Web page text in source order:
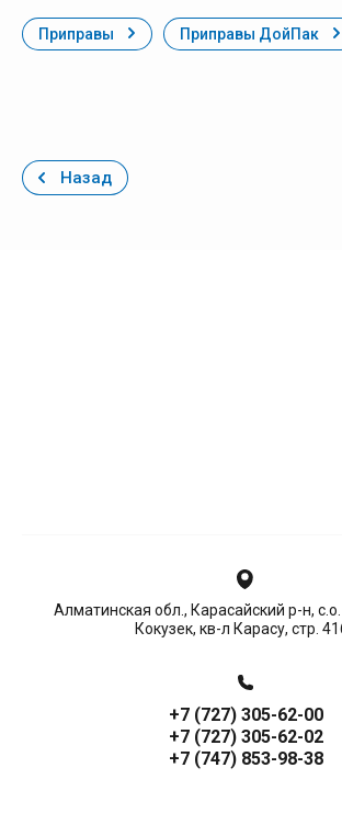
Приправы Приправы ДойПак
Назад
Алматинская обл., Карасайский р-н, с.о.
Кокузек, кв-л Карасу, стр.
+7 (727) 305-62-00
+7 (727) 305-62-02
+7 (747) 853-98-38